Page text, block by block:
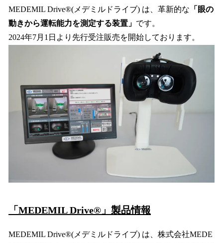
中
で
す
MEDEMIL Drive®(メデミルドライブ) は、革新的な 「眼の
動きから運転能力を測定する装置」 です。
2024年7月1日より先行受注販売を開始しております。
「MEDEMIL Drive®」製品情報
MEDEMIL Drive®(メデミルドライブ) は、株式会社MEDE